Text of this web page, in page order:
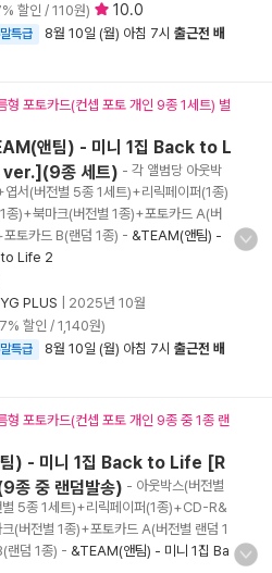
할인 / 110원) 10.0
특급 8월 10일 (월) 아침 7시 출근전 배
형 포토카드(컨셉 포토 개인 9종 1세트) 별
앤팀) - 미니 1집 Back to L
종 세트) - 각 앨범당 아웃박
엽서(버전별 5종 1세트)+리릭페이퍼(1종)
)+북마크(버전별 1종)+포토카드 A(버
토카드 B(랜덤 1종) - &TEAM(앤팀) -
to Life 2
PLUS
2025년 10월
할인 / 1,140원)
특급 8월 10일 (월) 아침 7시 출근전 배
형 포토카드(컨셉 포토 개인 9종 중 1종 랜
) - 미니 1집 Back to Life [R
종 중 랜덤발송) - 아웃박스(버전별
5종 1세트)+리릭페이퍼(1종)+CD-R&
(버전별 1종)+포토카드 A(버전별 랜덤 1
랜덤 1종) - &TEAM(앤팀) - 미니 1집 Ba